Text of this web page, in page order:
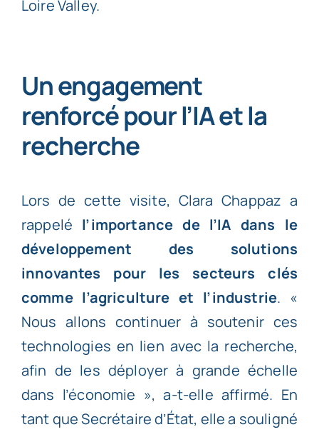
Loire Valley.
Un engagement
renforcé pour l’IA et la
recherche
Lors de cette visite, Clara Chappaz a
rappelé l’importance de l’IA dans le
développement des solutions
innovantes pour les secteurs clés
comme l’agriculture et l’industrie. «
Nous allons continuer à soutenir ces
technologies en lien avec la recherche,
afin de les déployer à grande échelle
dans l’économie », a-t-elle affirmé. En
tant que Secrétaire d’État, elle a souligné